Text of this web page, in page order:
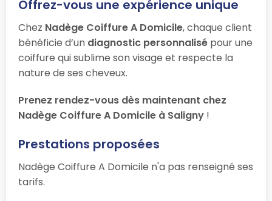
Offrez-vous une expérience unique
Chez Nadège Coiffure A Domicile, chaque client
bénéficie d’un diagnostic personnalisé pour une
coiffure qui sublime son visage et respecte la
nature de ses cheveux.
Prenez rendez-vous dès maintenant chez
Nadège Coiffure A Domicile à Saligny !
Prestations proposées
Nadège Coiffure A Domicile n'a pas renseigné ses
tarifs.